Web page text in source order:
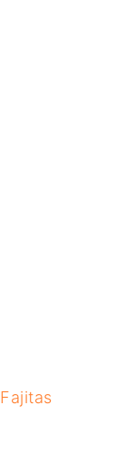
Fajitas